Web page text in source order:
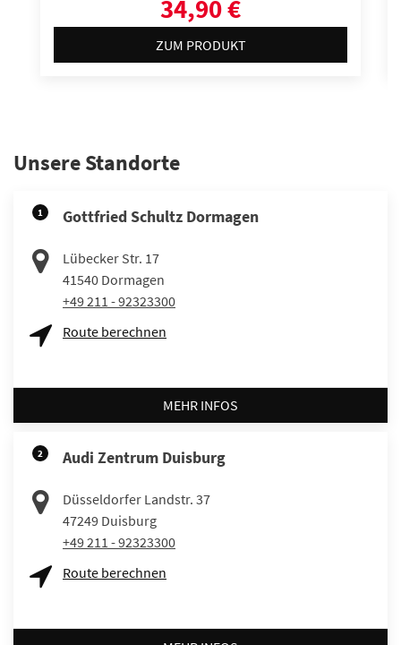
34,90 €
ZUM PRODUKT
Unsere Standorte
1 Gottfried Schultz Dormagen
Lübecker Str. 17
41540 Dormagen
+49 211 - 92323300
Route berechnen
MEHR INFOS
2 Audi Zentrum Duisburg
Düsseldorfer Landstr. 37
47249 Duisburg
+49 211 - 92323300
Route berechnen